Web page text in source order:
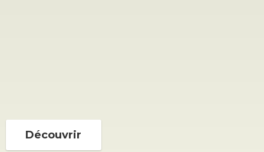
Découvrir